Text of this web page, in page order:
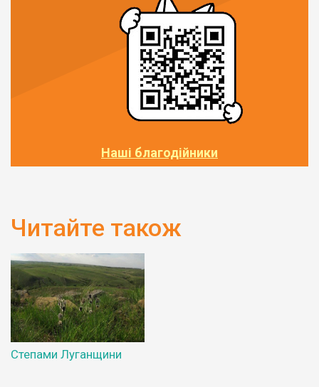
Наші благодійники
Читайте також
Степами Луганщини